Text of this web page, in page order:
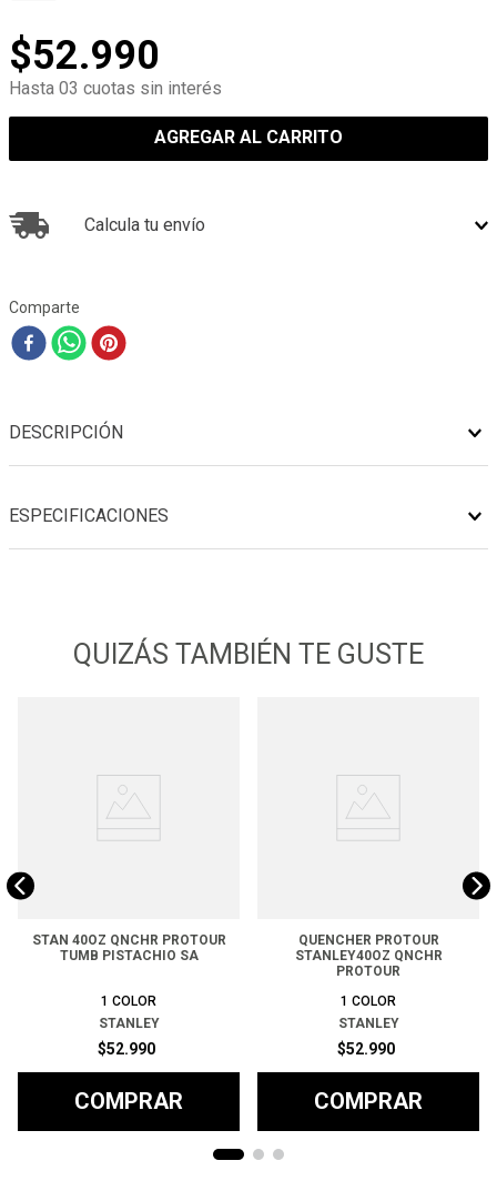
$52.990
Hasta 03 cuotas sin interés
AGREGAR AL CARRITO
Calcula tu envío
Comparte
DESCRIPCIÓN
ESPECIFICACIONES
QUIZÁS TAMBIÉN TE GUSTE
STAN 40OZ QNCHR PROTOUR
TUMB PISTACHIO SA
1 COLOR
STANLEY
$52.990
COMPRAR
QUENCHER PROTOUR
STANLEY40OZ QNCHR
PROTOUR
1 COLOR
STANLEY
$52.990
COMPRAR